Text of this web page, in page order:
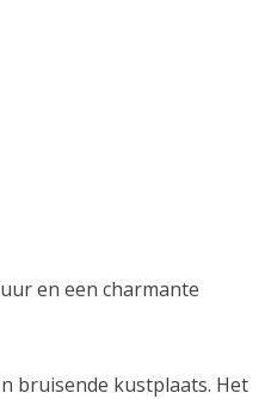
en een charmante
bruisende kustplaats. Het